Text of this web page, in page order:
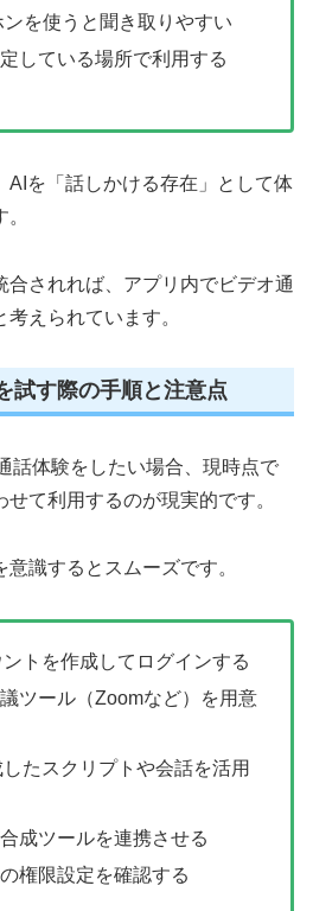
を使うと聞き取りやすい
している場所で利用する
AIを「話しかける存在」として体
合されれば、アプリ内でビデオ通
えられています。
試す際の手順と注意点
話体験をしたい場合、現時点で
て利用するのが現実的です。
識するとスムーズです。
トを作成してログインする
ツール（Zoomなど）を用意
たスクリプトや会話を活用
成ツールを連携させる
権限設定を確認する